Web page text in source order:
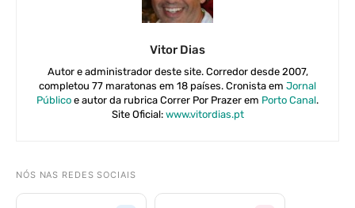
Vitor Dias
Autor e administrador deste site. Corredor desde 2007,
completou 77 maratonas em 18 países. Cronista em Jornal
Público e autor da rubrica Correr Por Prazer em Porto Canal.
Site Oficial: www.vitordias.pt
NÓS NAS REDES SOCIAIS